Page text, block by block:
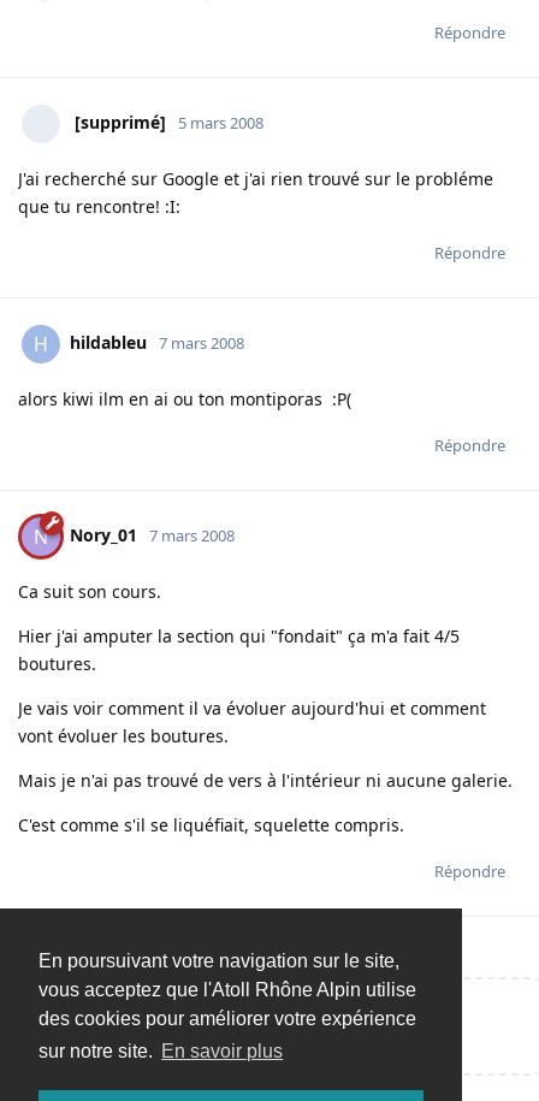
En poursuivant votre navigation sur le site,
vous acceptez que l'Atoll Rhône Alpin utilise
des cookies pour améliorer votre expérience
sur notre site. En savoir plus
Répondre
[supprimé] 5 mars 2008
J'ai recherché sur Google et j'ai rien trouvé sur le probléme
que tu rencontre! :I:
Répondre
H hildableu 7 mars 2008
alors kiwi ilm en ai ou ton montiporas :P(
Répondre
N Nory_01 7 mars 2008
Ca suit son cours.
Hier j'ai amputer la section qui "fondait" ça m'a fait 4/5
boutures.
Je vais voir comment il va évoluer aujourd'hui et comment
vont évoluer les boutures.
Mais je n'ai pas trouvé de vers à l'intérieur ni aucune galerie.
C'est comme s'il se liquéfiait, squelette compris.
Répondre
Répondre…